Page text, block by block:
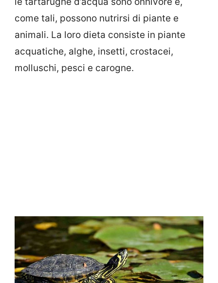
come tali, possono nutrirsi di piante e
animali. La loro dieta consiste in piante
acquatiche, alghe, insetti, crostacei,
molluschi, pesci e carogne.